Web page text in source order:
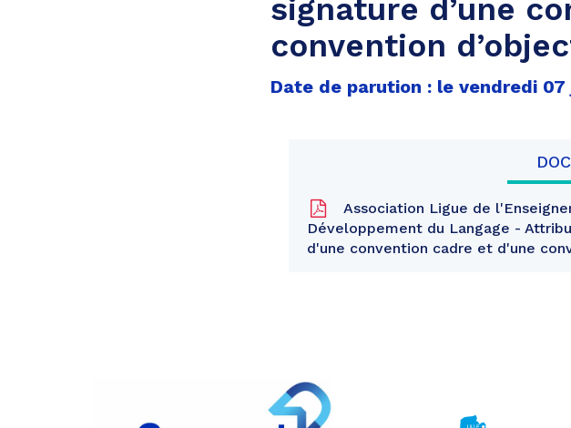
signature d’une
convention
Date de parution : le vendredi 07
Association Ligue de
Développement du Langage -
d'une convention cadre et d'une
Partager